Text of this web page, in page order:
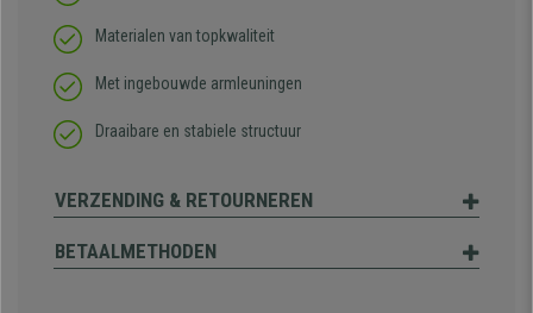
Materialen van topkwaliteit
Met ingebouwde armleuningen
Draaibare en stabiele structuur
VERZENDING & RETOURNEREN
BETAALMETHODEN